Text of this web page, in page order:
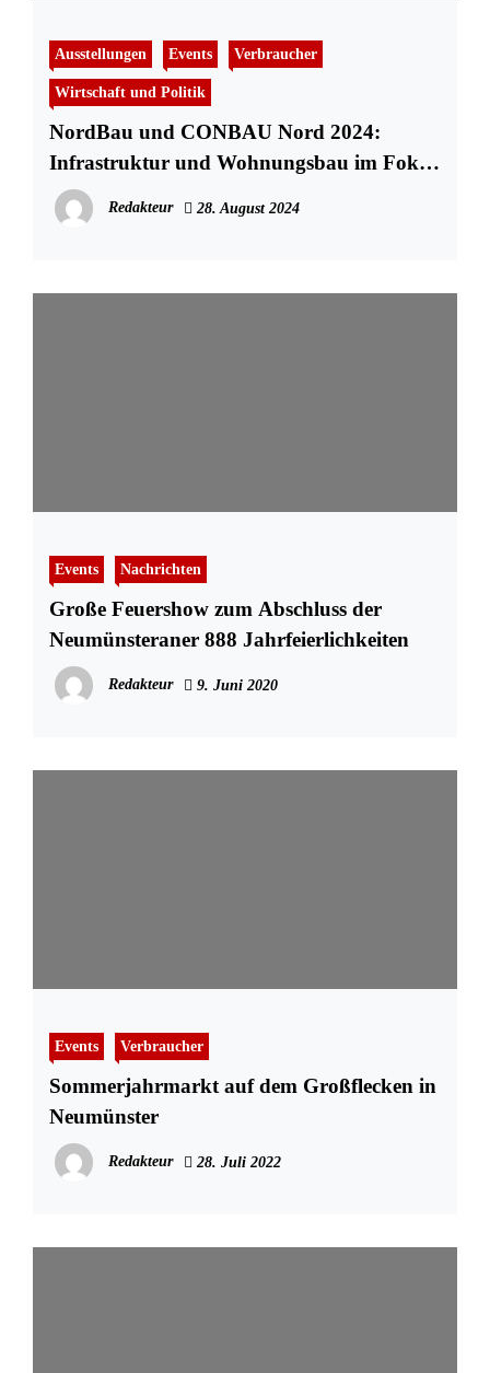
Ausstellungen Events Verbraucher
Wirtschaft und Politik
NordBau und CONBAU Nord 2024:
Infrastruktur und Wohnungsbau im Fokus
– von Instandsetzung bis Transformation
Redakteur 28. August 2024
Events Nachrichten
Große Feuershow zum Abschluss der
Neumünsteraner 888 Jahrfeierlichkeiten
Redakteur 9. Juni 2020
Events Verbraucher
Sommerjahrmarkt auf dem Großflecken in
Neumünster
Redakteur 28. Juli 2022